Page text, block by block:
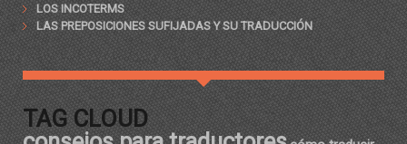
LOS INCOTERMS
LAS PREPOSICIONES SUFIJADAS Y SU TRADUCCIÓN
TAG CLOUD